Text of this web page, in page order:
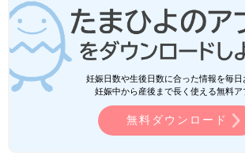
妊娠日数や生後日数に合った情報を毎日
妊娠中から産後まで長く使える無料ア
無料ダウンロード